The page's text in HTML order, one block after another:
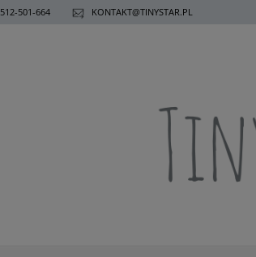
512-501-664 KONTAKT@TINYSTAR.PL